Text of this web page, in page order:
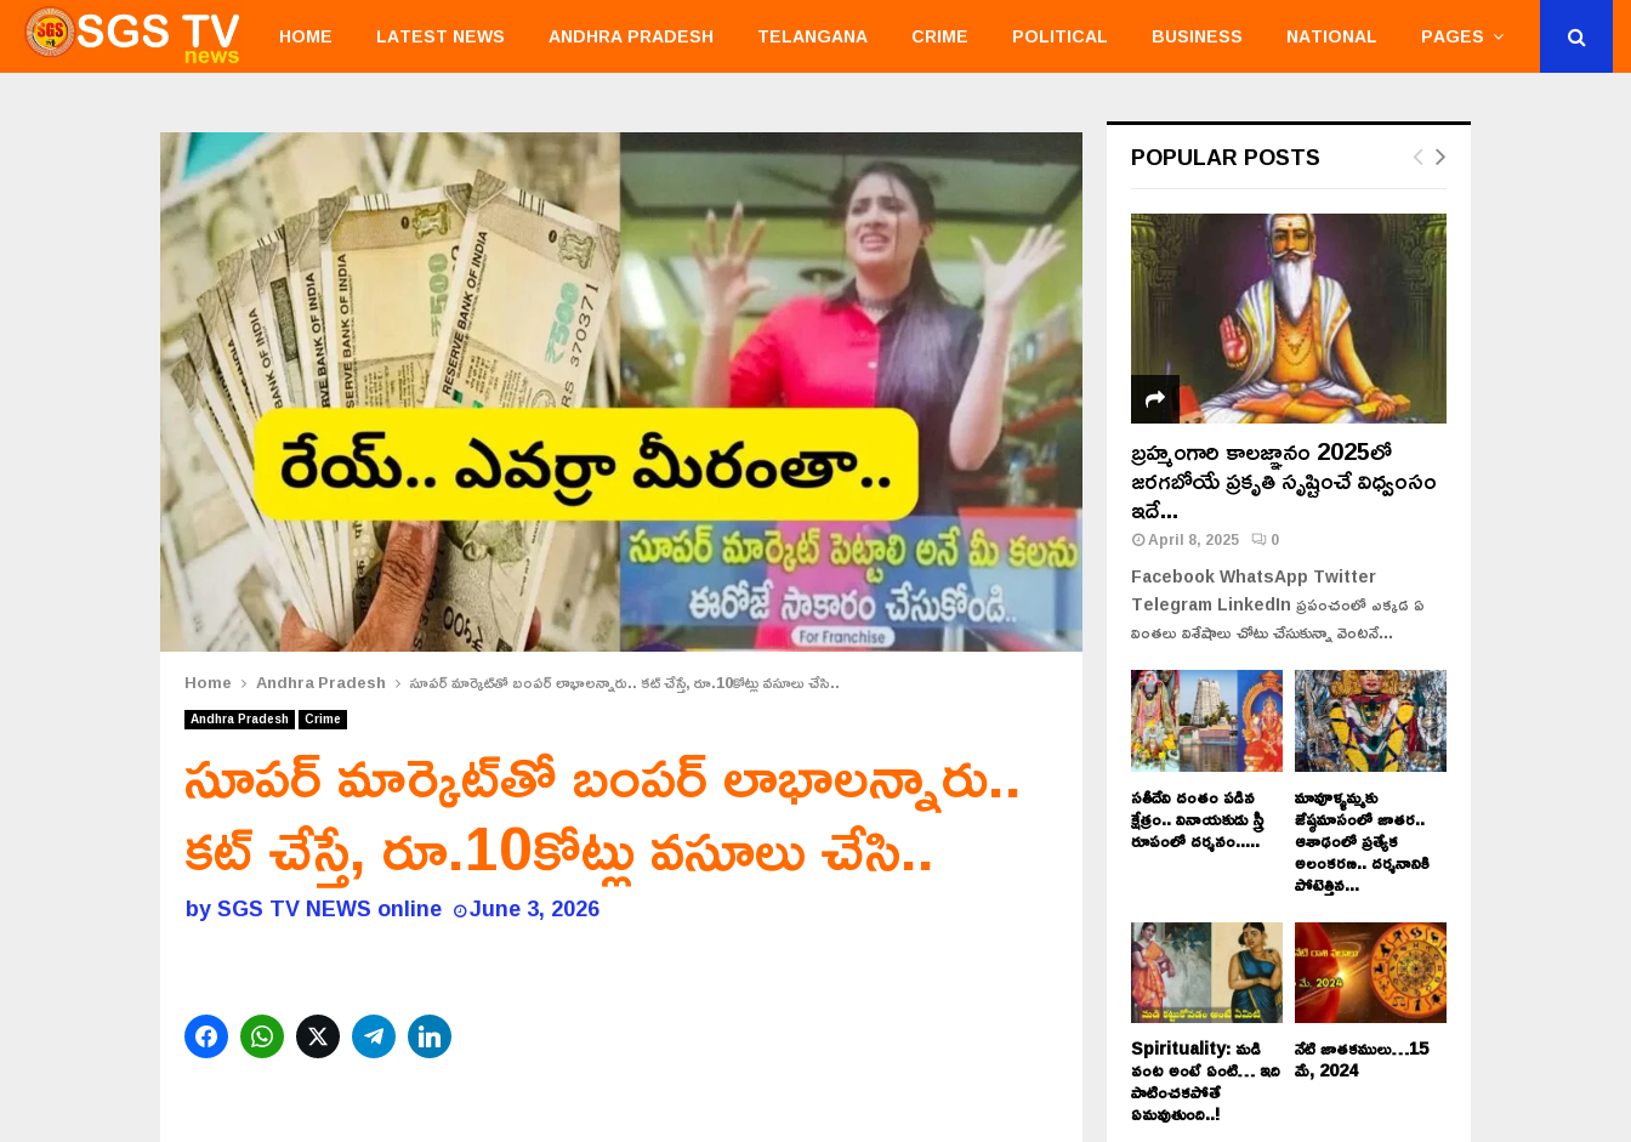
HOME LATEST NEWS ANDHRA PRADESH TELANGANA CRIME POLITICAL BUSINESS NATIONAL PAGES
Home Andhra Pradesh సూపర్ మార్కెట్‌తో బంపర్ లాభాలన్నారు.. కట్ చేస్తే, రూ.10కోట్లు వసూలు చేసి..
Andhra Pradesh Crime
సూపర్ మార్కెట్‌తో బంపర్ లాభాలన్నారు..
కట్ చేస్తే, రూ.10కోట్లు వసూలు చేసి..
bySGS TV NEWS online June 3, 2026
FacebookWhatsAppTwitterTelegram
POPULAR POSTS
బ్రహ్మంగారి కాలజ్ఞానం 2025లో
జరగబోయే ప్రకృతి సృష్టించే విధ్వంసం
ఇదే...
April 8, 2025 0
Facebook WhatsApp Twitter
Telegram LinkedIn ప్రపంచంలో ఎక్కడ ఏ
వింతలు విశేషాలు చోటు చేసుకున్నా వెంటనే...
సతీదేవి దంతం పడిన
క్షేత్రం.. వినాయకుడు స్త్రీ
రూపంలో దర్శనం.....
మావూళ్ళమ్మకు
జేష్ఠమాసంలో జాతర..
ఆశాఢంలో ప్రత్యేక
అలంకరణ.. దర్శనానికి
పోటెత్తిన...
Spirituality: మడి
వంట అంటే ఏంటి… ఇది
పాటించకపోతే
ఏమవుతుంది..!
నేటి జాతకములు…15
మే, 2024